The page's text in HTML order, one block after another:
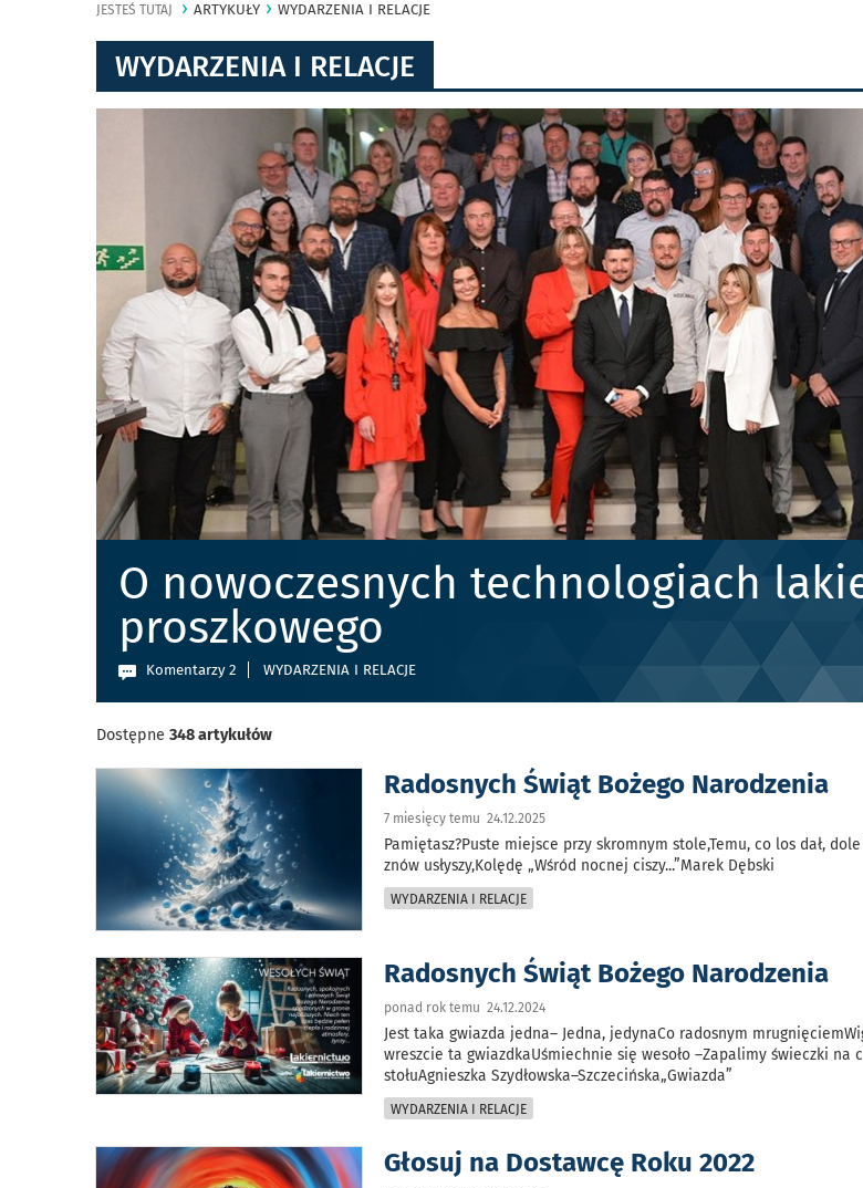
JESTEŚ TUTAJ ARTYKUŁY WYDARZENIA I RELACJE
WYDARZENIA I RELACJE
O nowoczesnych technologiach
proszkowego
Komentarzy 2 WYDARZENIA I RELACJE
Dostępne 348 artykułów
Radosnych Świąt Bożego Narodzenia
7 miesięcy temu 24.12.2025
Pamiętasz?Puste miejsce przy skromnym stole,Temu, co los dał,
znów usłyszy,Kolędę „Wśród nocnej ciszy...”Marek Dębski
WYDARZENIA I RELACJE
Radosnych Świąt Bożego Narodzenia
ponad rok temu 24.12.2024
Jest taka gwiazda jedna– Jedna, jedynaCo radosnym
wreszcie ta gwiazdkaUśmiechnie się wesoło –Zapalimy świeczki na
stołuAgnieszka Szydłowska–Szczecińska„Gwiazda”
WYDARZENIA I RELACJE
Głosuj na Dostawcę Roku 2022